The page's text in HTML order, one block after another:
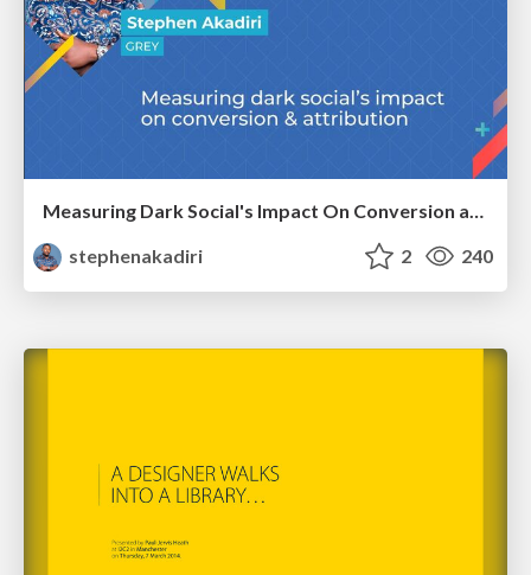
Measuring Dark Social's Impact On Conversion and Attribution
stephenakadiri
2 240